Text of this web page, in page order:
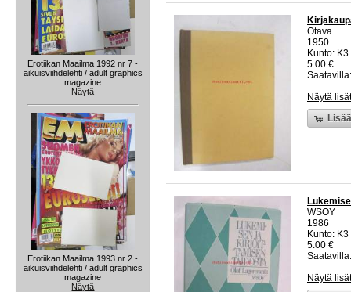
Erotiikan Maailma 1992 nr 7 -
aikuisviihdelehti / adult graphics
magazine
Näytä
Erotiikan Maailma 1993 nr 2 -
aikuisviihdelehti / adult graphics
magazine
Näytä
Otava
1950
Kunto:
5.00 €
Näytä
WSOY
1986
Kunto:
5.00 €
Näytä